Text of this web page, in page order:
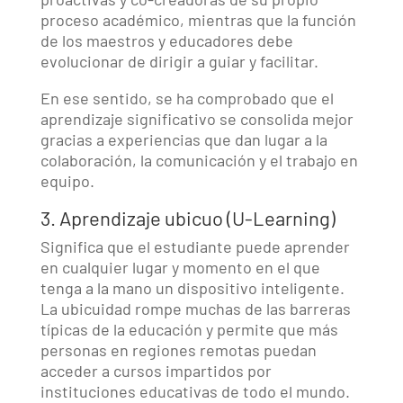
proceso académico, mientras que la función
de los maestros y educadores debe
evolucionar de dirigir a guiar y facilitar.
En ese sentido, se ha comprobado que el
aprendizaje significativo se consolida mejor
gracias a experiencias que dan lugar a la
colaboración, la comunicación y el trabajo en
equipo.
3. Aprendizaje ubicuo (U-Learning)
Significa que el estudiante puede aprender
en cualquier lugar y momento en el que
tenga a la mano un dispositivo inteligente.
La ubicuidad rompe muchas de las barreras
típicas de la educación y permite que más
personas en regiones remotas puedan
acceder a cursos impartidos por
instituciones educativas de todo el mundo.